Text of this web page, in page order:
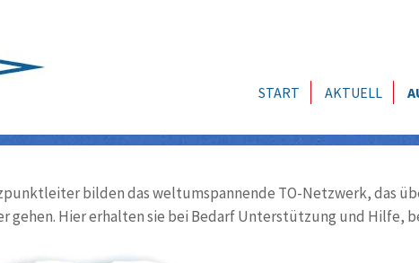
START AKTUELL
bilden das weltumspannende TO-Netzwerk, das
gehen. Hier erhalten sie bei Bedarf Unterstützung und Hilfe,